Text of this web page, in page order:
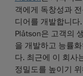
객에게 독창성과
디어를 개발합니다
Plåtson은 고객의
을 개발하고 능률
다. 최근에 이 회사
정밀도를 높이기